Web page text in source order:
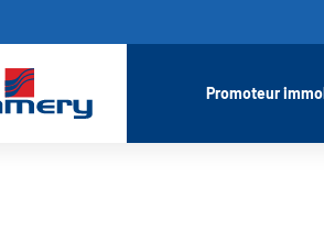
Promoteur